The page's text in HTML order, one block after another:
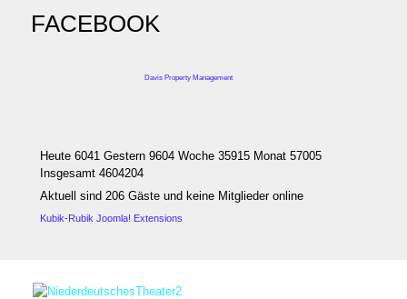
FACEBOOK
Davis Property Management
Heute 6041 Gestern 9604 Woche 35915 Monat 57005
Insgesamt 4604204
Aktuell sind 206 Gäste und keine Mitglieder online
Kubik-Rubik Joomla! Extensions